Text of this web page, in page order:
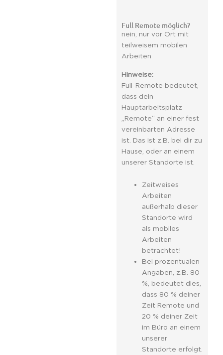
Full Remote möglich?
nein, nur vor Ort mit
teilweisem mobilen
Arbeiten
Hinweise:
Full-Remote bedeutet,
dass dein
Hauptarbeitsplatz
„Remote“ an einer fest
vereinbarten Adresse
ist. Das ist z.B. bei dir zu
Hause, oder an einem
unserer Standorte ist.
Zeitweises
Arbeiten
außerhalb dieser
Standorte wird
als mobiles
Arbeiten
betrachtet!
Bei prozentualen
Angaben, z.B. 80
%, bedeutet dies,
dass 80 % deiner
Zeit Remote und
20 % deiner Zeit
im Büro an einem
unserer
Standorte erfolgt.